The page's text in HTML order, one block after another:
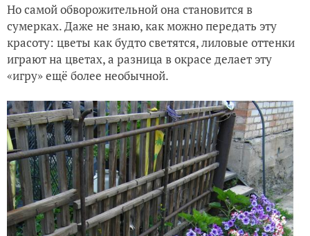
Но самой обворожительной она становится в
сумерках. Даже не знаю, как можно передать эту
красоту: цветы как будто светятся, лиловые оттенки
играют на цветах, а разница в окрасе делает эту
«игру» ещё более необычной.